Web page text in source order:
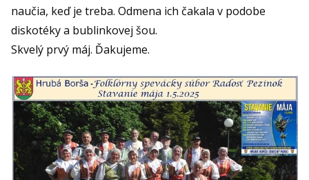
naučia, keď je treba. Odmena ich čakala v podobe
diskotéky a bublinkovej šou.
Skvelý prvý máj. Ďakujeme.